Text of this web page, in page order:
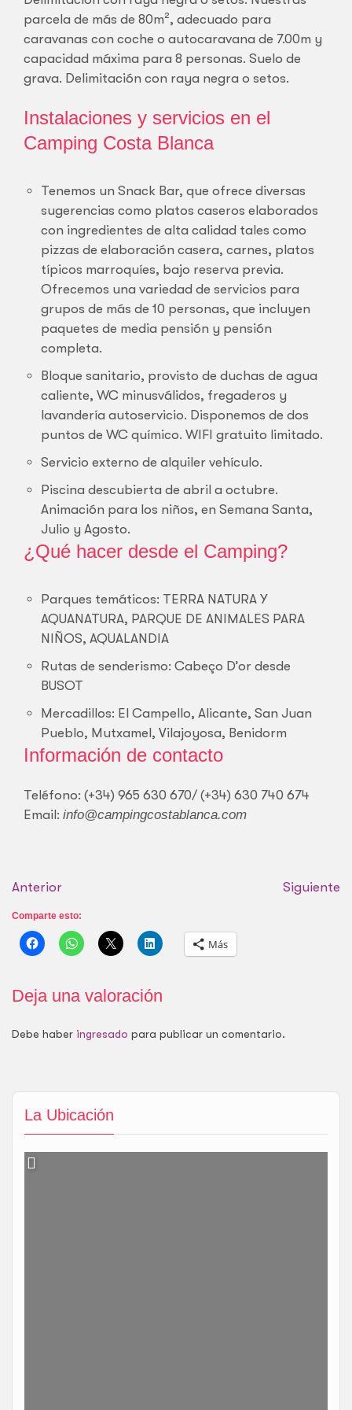
La Ubicación
parcela de más de 80m², adecuado para
caravanas con coche o autocaravana de 7.00m y
capacidad máxima para 8 personas. Suelo de
grava. Delimitación con raya negra o setos.
Instalaciones y servicios en el
Camping Costa Blanca
Tenemos un Snack Bar, que ofrece diversas
sugerencias como platos caseros elaborados
con ingredientes de alta calidad tales como
pizzas de elaboración casera, carnes, platos
típicos marroquíes, bajo reserva previa.
Ofrecemos una variedad de servicios para
grupos de más de 10 personas, que incluyen
paquetes de media pensión y pensión
completa.
Bloque sanitario, provisto de duchas de agua
caliente, WC minusválidos, fregaderos y
lavandería autoservicio. Disponemos de dos
puntos de WC químico. WIFI gratuito limitado.
Servicio externo de alquiler vehículo.
Piscina descubierta de abril a octubre.
Animación para los niños, en Semana Santa,
Julio y Agosto.
¿Qué hacer desde el Camping?
Parques temáticos: TERRA NATURA Y
AQUANATURA, PARQUE DE ANIMALES PARA
NIÑOS, AQUALANDIA
Rutas de senderismo: Cabeço D’or desde
BUSOT
Mercadillos: El Campello, Alicante, San Juan
Pueblo, Mutxamel, Vilajoyosa, Benidorm
Información de contacto
Teléfono: (+34) 965 630 670/ (+34) 630 740 674
Email: info@campingcostablanca.com
Anterior Siguiente
Comparte esto:
Más
Deja una valoración
Debe haber ingresado para publicar un comentario.